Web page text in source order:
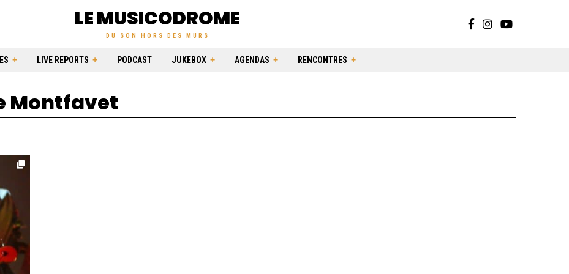
LE MUSICODROME
DU SON HORS DES MURS
LIVE REPORTS PODCAST JUKEBOX AGENDAS RENCONTRES
Montfavet